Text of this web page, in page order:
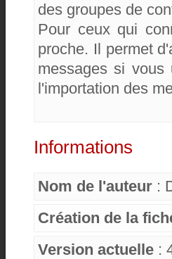
des groupes de
Pour ceux qui
proche. Il permet
messages si
l'importation des
Informations
Nom de l'auteur :
Création de la
Version actuelle :